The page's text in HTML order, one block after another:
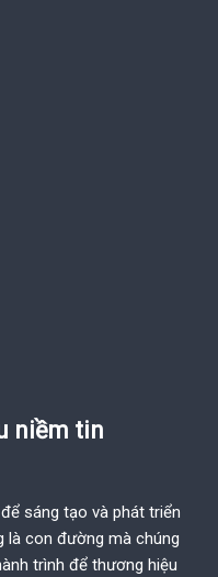
niềm tin
sáng tạo và phát triển
là con đường mà chúng
trình để thương hiệu